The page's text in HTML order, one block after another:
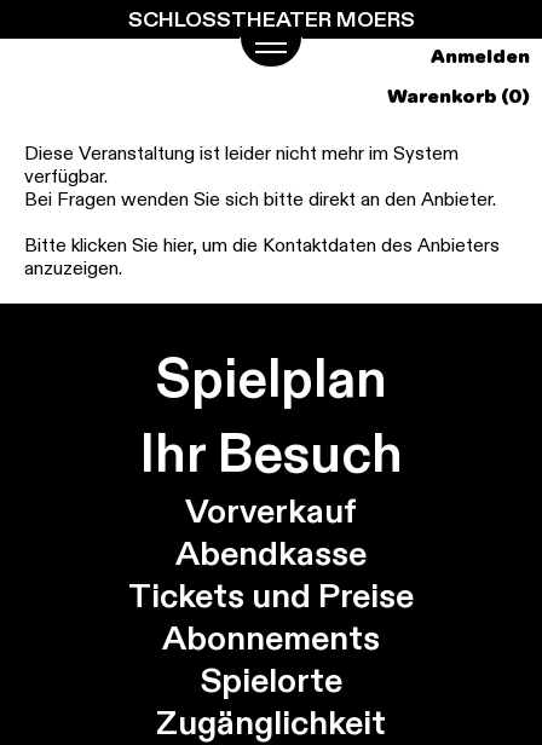
SCHLOSSTHEATER MOERS
Anmelden
Warenkorb (0)
Diese Veranstaltung ist leider nicht mehr im System
verfügbar.
Bei Fragen wenden Sie sich bitte direkt an den Anbieter.
Bitte klicken Sie hier, um die Kontaktdaten des Anbieters
anzuzeigen.
Spielplan
Ihr Besuch
Vorverkauf
Abendkasse
Tickets und Preise
Abonnements
Spielorte
Zugänglichkeit